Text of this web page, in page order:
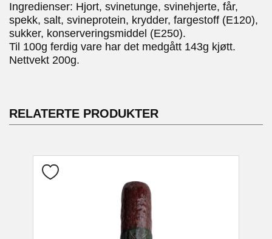
Ingredienser: Hjort, svinetunge, svinehjerte, får,
spekk, salt, svineprotein, krydder, fargestoff (E120),
sukker, konserveringsmiddel (E250).
Til 100g ferdig vare har det medgått 143g kjøtt.
Nettvekt 200g.
RELATERTE PRODUKTER